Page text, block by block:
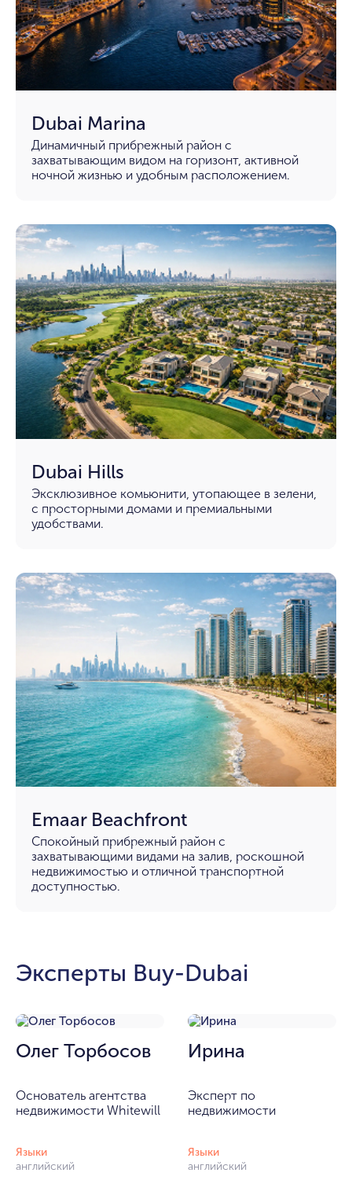
Dubai Marina
Динамичный прибрежный район с
захватывающим видом на горизонт, активной
ночной жизнью и удобным расположением.
Dubai Hills
Эксклюзивное комьюнити, утопающее в зелени,
с просторными домами и премиальными
удобствами.
Emaar Beachfront
Спокойный прибрежный район с
захватывающими видами на залив, роскошной
недвижимостью и отличной транспортной
доступностью.
Эксперты Buy-Dubai
Олег Торбосов
Основатель агентства
недвижимости Whitewill
Языки
английский
Ирина
Эксперт по
недвижимости
Языки
английский